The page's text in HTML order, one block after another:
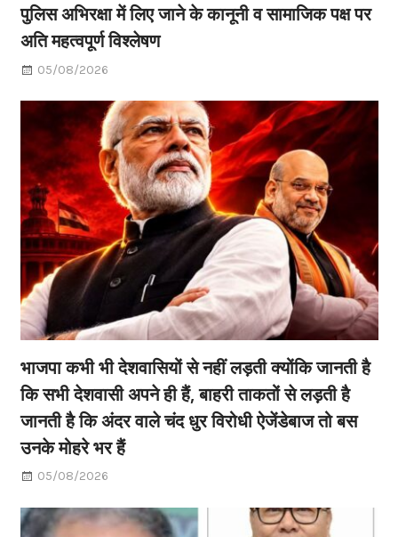
पुलिस अभिरक्षा में लिए जाने के कानूनी व सामाजिक पक्ष पर
अति महत्वपूर्ण विश्लेषण
05/08/2026
भाजपा कभी भी देशवासियों से नहीं लड़ती क्योंकि जानती है
कि सभी देशवासी अपने ही हैं, बाहरी ताकतों से लड़ती है
जानती है कि अंदर वाले चंद धुर विरोधी ऐजेंडेबाज तो बस
उनके मोहरे भर हैं
05/08/2026